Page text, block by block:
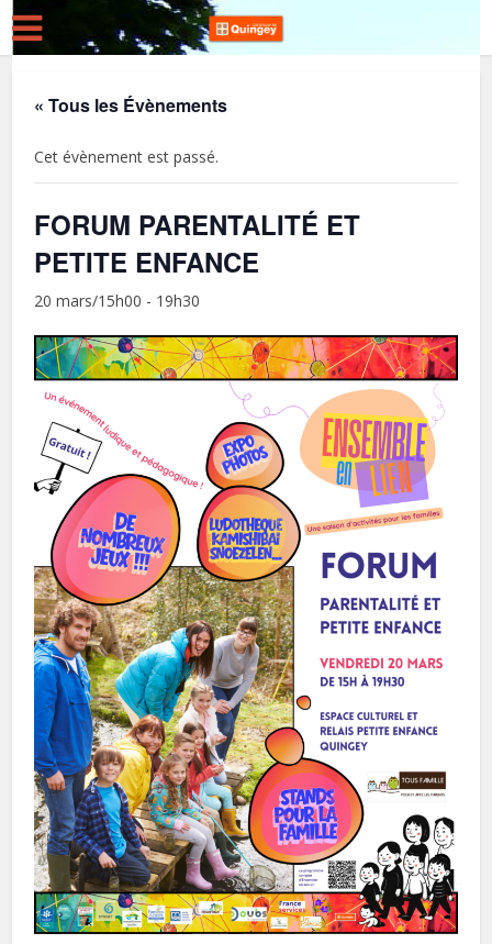
« Tous les Évènements
Cet évènement est passé.
FORUM PARENTALITÉ ET
PETITE ENFANCE
20 mars/15h00 - 19h30